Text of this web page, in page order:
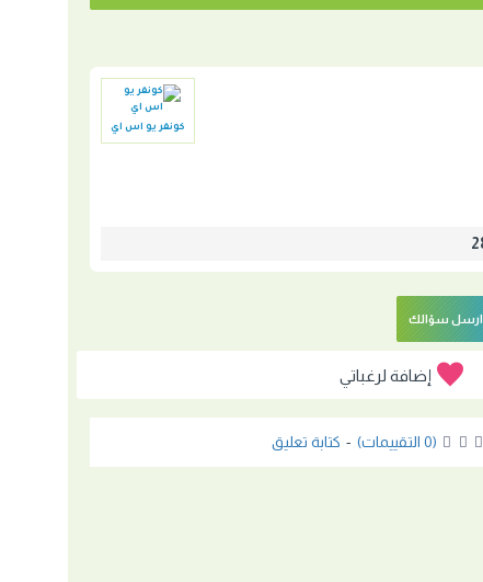
كونفر يو اس اي
(0 التقييمات) - كتابة تعليق
ارسل سؤالك
إضافة لرغباتي